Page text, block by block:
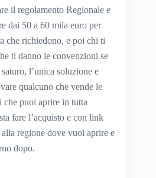
il regolamento Regionale e
dai 50 a 60 mila euro per
che richiedono, e poi chi ti
ti danno le convenzioni se
l’unica soluzione e
qualcuno che vende le
che puoi aprire in tutta
fare l’acquisto e con link
regione dove vuoi aprire e
dopo.